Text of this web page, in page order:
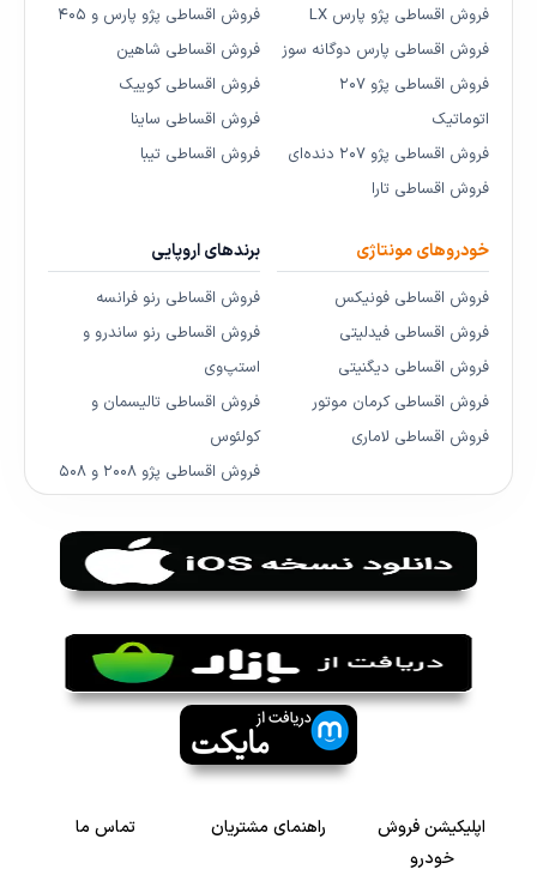
فروش اقساطی پژو پارس LX
فروش اقساطی پارس دوگانه سوز
فروش اقساطی پژو ۲۰۷
اتوماتیک
فروش اقساطی پژو ۲۰۷ دنده‌ای
فروش اقساطی تارا
فروش اقساطی پژو پارس و ۴۰۵
فروش اقساطی شاهین
فروش اقساطی کوییک
فروش اقساطی ساینا
فروش اقساطی تیبا
خودروهای مونتاژی
فروش اقساطی فونیکس
فروش اقساطی فیدلیتی
فروش اقساطی دیگنیتی
فروش اقساطی کرمان موتور
فروش اقساطی لاماری
برندهای اروپایی
فروش اقساطی رنو فرانسه
فروش اقساطی رنو ساندرو و
استپ‌وی
فروش اقساطی تالیسمان و
کولئوس
فروش اقساطی پژو ۲۰۰۸ و ۵۰۸
اپلیکیشن فروش
خودرو
راهنمای مشتریان تماس ما